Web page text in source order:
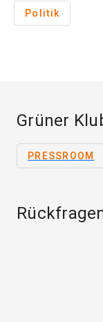
Politik
Grüner
PRESSROOM